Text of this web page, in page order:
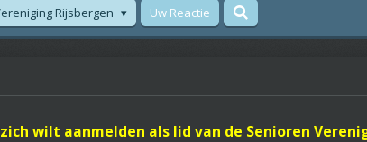
Rijsbergen
Uw Reactie
wilt aanmelden als lid van de Senioren